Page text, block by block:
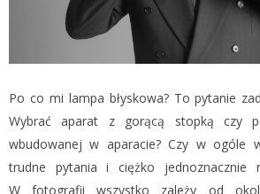
Po co mi lampa błyskowa? To pytanie
Wybrać aparat z gorącą stopką czy
wbudowanej w aparacie? Czy w ogóle
trudne pytania i ciężko jednoznacznie
W fotografii wszystko zależy od